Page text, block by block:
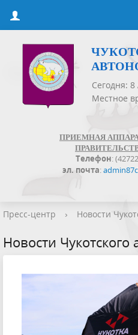
Сегодня: 8
Местное
ПРИЕМНАЯ
Телефон:
эл. почта:
Пресс-центр › Новости
Новости Чукотского